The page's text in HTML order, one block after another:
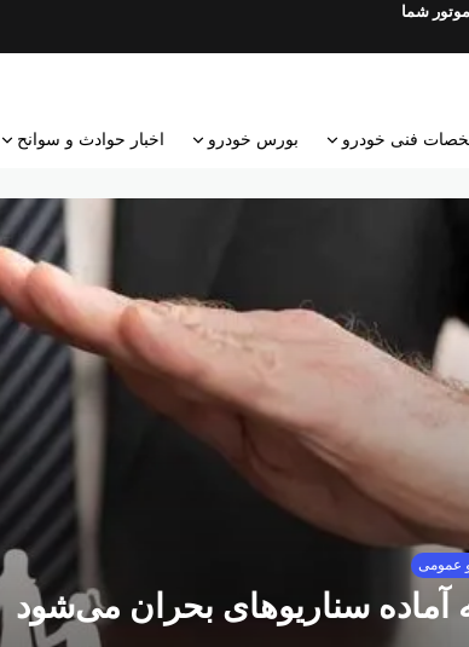
شما
فنی خودرو بورس خودرو اخبار حوادث و سوانح
و عمومی
آماده سناریوهای بحران می‌شود